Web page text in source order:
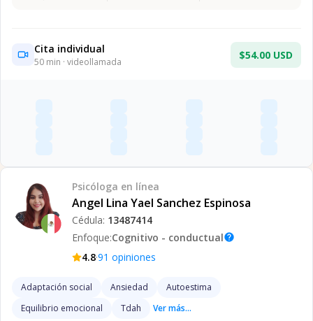
Cita individual
50 min · videollamada
$54.00 USD
Psicóloga en línea
Angel Lina Yael Sanchez Espinosa
Cédula: 13487414
Enfoque:Cognitivo - conductualhelp
4.8·91 opiniones
Adaptación social Ansiedad
Autoestima
Equilibrio emocional
Tdah Ver más...